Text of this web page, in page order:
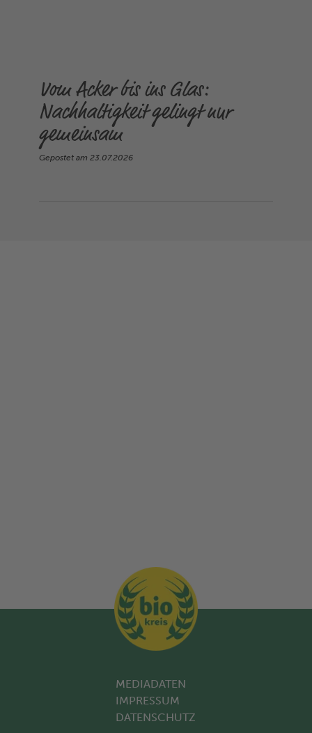
Vom Acker bis ins Glas:
Nachhaltigkeit gelingt nur
gemeinsam
Gepostet am 23.07.2026
MEDIADATEN
IMPRESSUM
DATENSCHUTZ